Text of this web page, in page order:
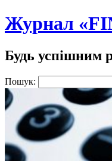
Журнал
Будь успішним
Пошук: